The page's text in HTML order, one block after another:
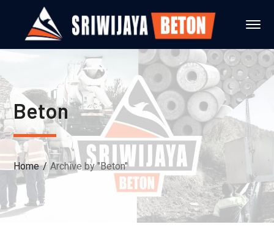
Beton
Home Archive by "Beton"